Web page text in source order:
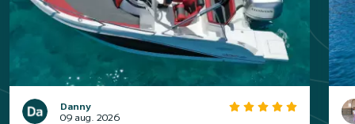
Danny
09 aug. 2026